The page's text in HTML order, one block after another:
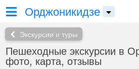
Орджоникидзе
Экскурсии и туры
Пешеходные экскурсии в
фото, карта, отзывы